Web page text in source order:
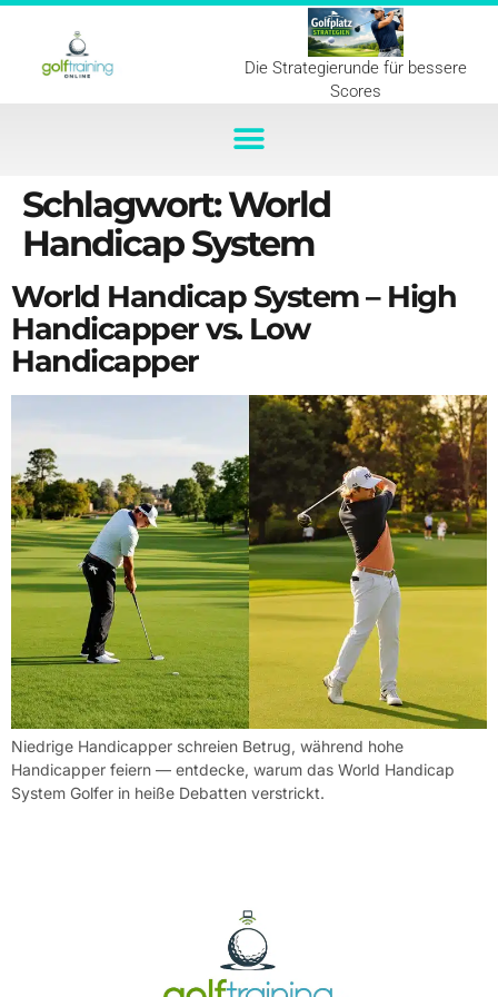
Die Strategierunde für bessere
Scores
Schlagwort:World
Handicap System
World Handicap System – High
Handicapper vs. Low
Handicapper
Niedrige Handicapper schreien Betrug, während hohe
Handicapper feiern — entdecke, warum das World Handicap
System Golfer in heiße Debatten verstrickt.